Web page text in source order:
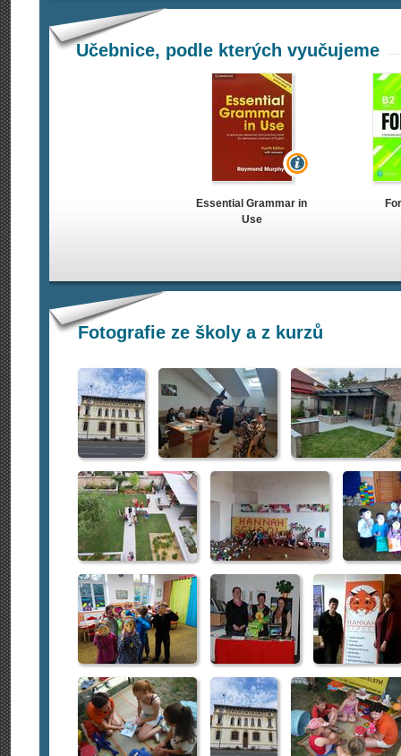
Učebnice, podle kterých vyučujeme
Essential Grammar in
Use
Fotografie ze školy a z kurzů